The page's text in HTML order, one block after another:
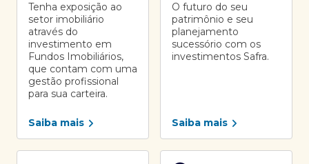
Tenha exposição ao
setor imobiliário
através do
investimento em
Fundos Imobiliários,
que contam com uma
gestão profissional
para sua carteira.
Saiba mais
O futuro do seu
patrimônio e seu
planejamento
sucessório com os
investimentos Safra.
Saiba mais